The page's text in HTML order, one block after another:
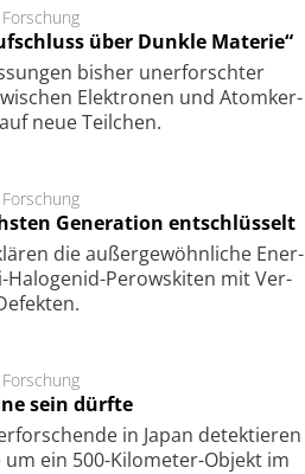
Forschung
über Dunkle Materie“
bis­her un­er­for­schter
Elek­tro­nen und Atom­ker­
neue Teil­chen.
Forschung
Generation entschlüsselt
die außer­ge­wöhn­li­che Ener­
Halo­ge­nid-Perows­ki­ten mit Ver­
Forschung
sein dürfte
in Japan de­tek­tie­ren
ein 500-Kilo­meter-Objekt im